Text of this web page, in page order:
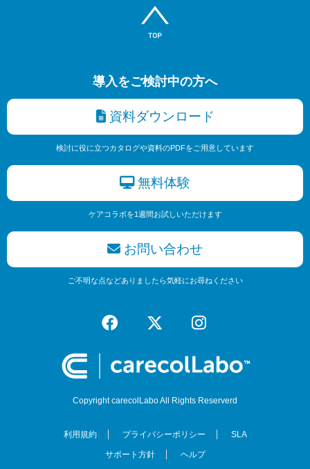
導入をご検討中の方へ
資料ダウンロード
検討に役に立つカタログや資料のPDFをご用意しています
無料体験
ケアコラボを1週間お試しいただけます
お問い合わせ
ご不明な点などありましたら気軽にお尋ねください
Copyright carecolLabo All Rights Reserverd
利用規約 プライバシーポリシー SLA
サポート方針 ヘルプ